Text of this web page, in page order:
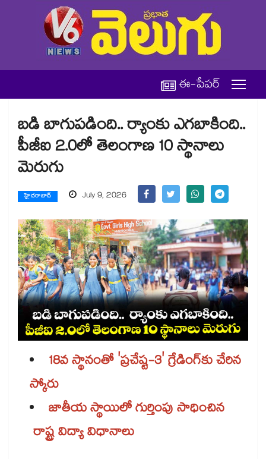
ఈ-పేపర్
బడి బాగుపడింది.. ర్యాంకు ఎగబాకింది..
పీజీఐ 2.0లో తెలంగాణ 10 స్థానాలు
మెరుగు
హైదరాబాద్ July 9, 2026
18వ స్థానంతో 'ప్రచేష్ట-3' గ్రేడింగ్‌‌‌‌‌‌‌‌‌‌‌‌‌‌‌‌కు చేరిన
స్కోరు
జాతీయ స్థాయిలో గుర్తింపు సాధించిన
రాష్ట్ర విద్యా విధానాలు